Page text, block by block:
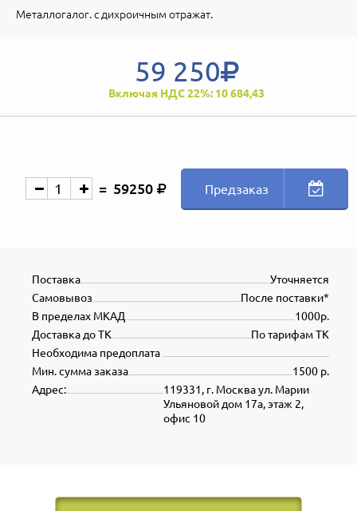
Металлогалог. с дихроичным отражат.
59 250
Включая НДС 22%: 10 684,43
59250 Предзаказ
Уточняется
Поставка
После поставки*
Самовывоз
1000р.
В пределах МКАД
По тарифам ТК
Доставка до ТК
Необходима предоплата
1500 р.
Мин. сумма заказа
119331, г. Москва ул. Марии
Ульяновой дом 17а, этаж 2,
офис 10
Адрес: